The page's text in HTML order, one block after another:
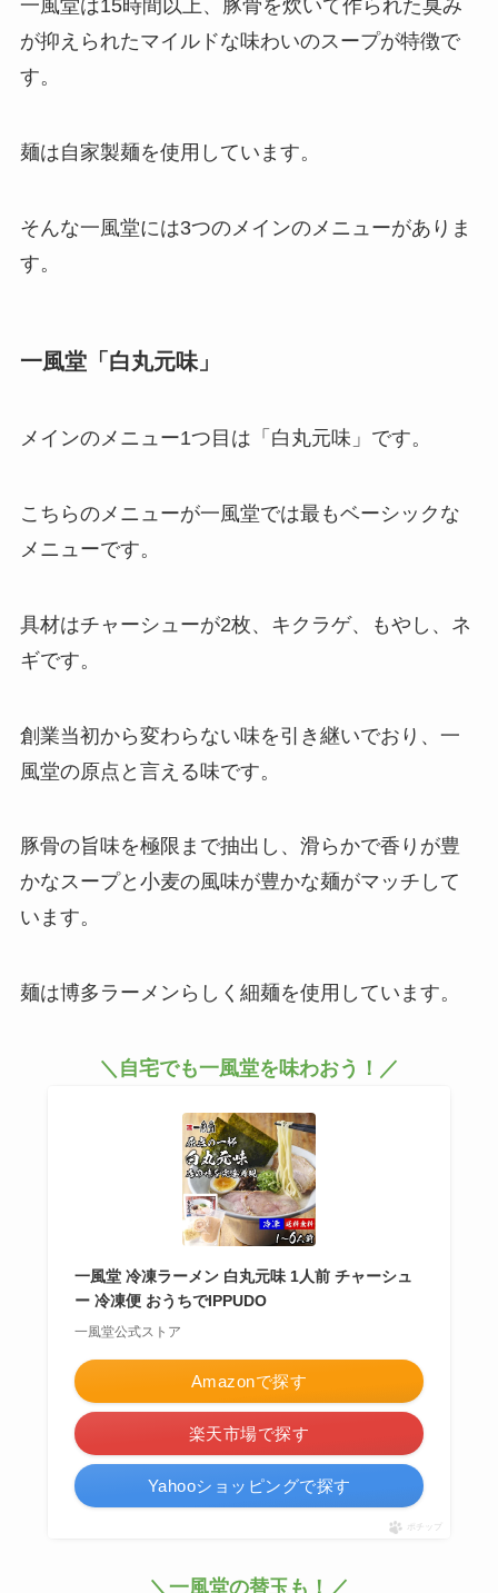
一風堂は15時間以上、豚骨を炊いて作られた臭み
が抑えられたマイルドな味わいのスープが特徴で
す。
麺は自家製麺を使用しています。
そんな一風堂には3つのメインのメニューがありま
す。
一風堂「白丸元味」
メインのメニュー1つ目は「白丸元味」です。
こちらのメニューが一風堂では最もベーシックな
メニューです。
具材はチャーシューが2枚、キクラゲ、もやし、ネ
ギです。
創業当初から変わらない味を引き継いでおり、一
風堂の原点と言える味です。
豚骨の旨味を極限まで抽出し、滑らかで香りが豊
かなスープと小麦の風味が豊かな麺がマッチして
います。
麺は博多ラーメンらしく細麺を使用しています。
＼自宅でも一風堂を味わおう！／
一風堂 冷凍ラーメン 白丸元味 1人前 チャーシュ
ー 冷凍便 おうちでIPPUDO
一風堂公式ストア
Amazonで探す
楽天市場で探す
Yahooショッピングで探す
ポチップ
＼一風堂の替玉も！／